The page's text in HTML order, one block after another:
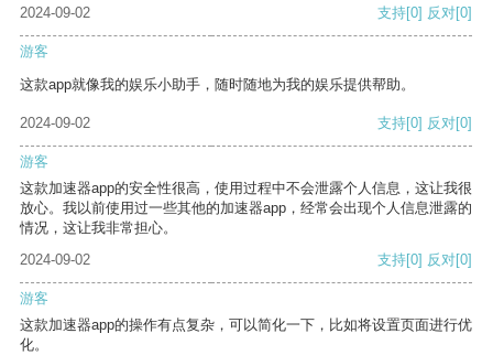
2024-09-02
支持[0] 反对[0]
游客
这款app就像我的娱乐小助手，随时随地为我的娱乐提供帮助。
2024-09-02 支持[0] 反对[0]
游客
这款加速器app的安全性很高，使用过程中不会泄露个人信息，这让我很
放心。我以前使用过一些其他的加速器app，经常会出现个人信息泄露的
情况，这让我非常担心。
2024-09-02
支持[0] 反对[0]
游客
这款加速器app的操作有点复杂，可以简化一下，比如将设置页面进行优
化。